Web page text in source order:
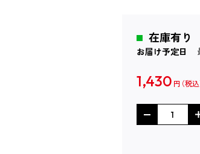
在庫有り
お届け予定日
1,430 円